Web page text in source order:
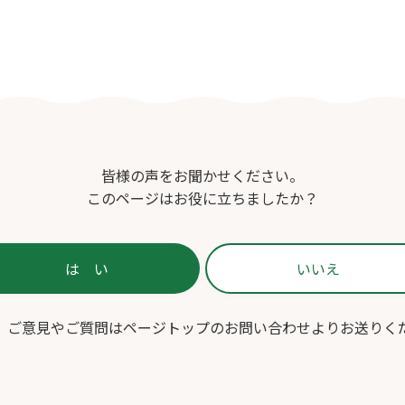
皆様の声をお聞かせください。
このページはお役に立ちましたか？
ご意見やご質問はページトップのお問い合わせよりお送りく